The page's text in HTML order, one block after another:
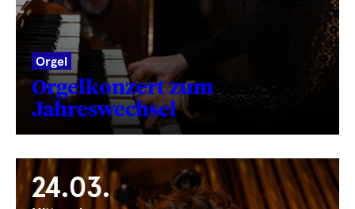
Orgel
Orgelkonzert zum
Jahreswechsel
24.03.